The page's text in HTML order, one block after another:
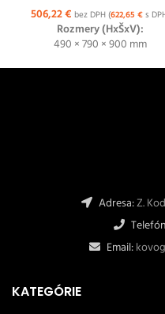
506,22€ bez DPH (622,65 €s
Rozmery (HxŠxV):
490 × 790 × 900 mm
Adresa:Z.
Email:
KATEGÓRIE